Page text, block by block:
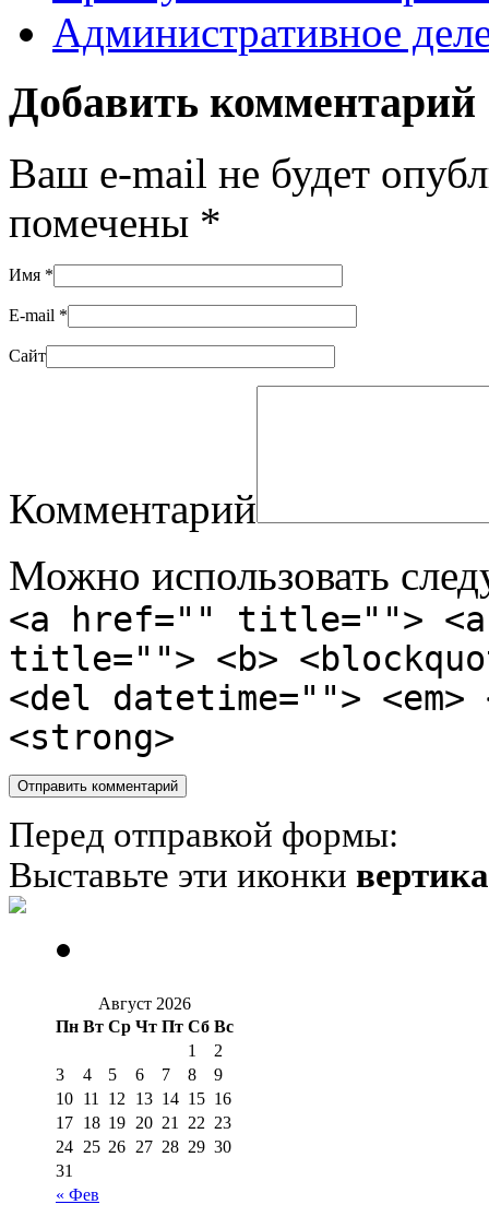
Административное
Добавить комментарий
Ваш e-mail не будет
помечены *
Имя *
E-mail *
Сайт
Комментарий
Можно использовать
<a href="" title="">
title=""> <b>
<del datetime="">
<strong>
Перед отправкой формы:
Выставьте эти иконки
Август 2026
Пн Вт Ср Чт Пт Сб Вс
« Фев
1
2
3
4 5 6 7 8
9
10 11 12 13 14 15 16
17 18 19 20 21 22 23
24 25 26 27 28 29 30
31